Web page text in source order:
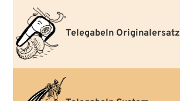
Telegabeln Originalersatz